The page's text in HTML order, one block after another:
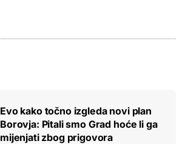
Evo kako točno izgleda novi plan
Borovja: Pitali smo Grad hoće li ga
mijenjati zbog prigovora